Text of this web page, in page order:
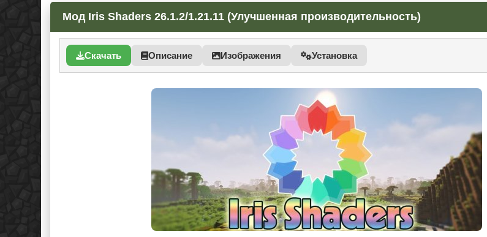
Мод Iris Shaders 26.1.2/1.21.11 (Улучшенная производительность)
Скачать Описание Изображения Установка